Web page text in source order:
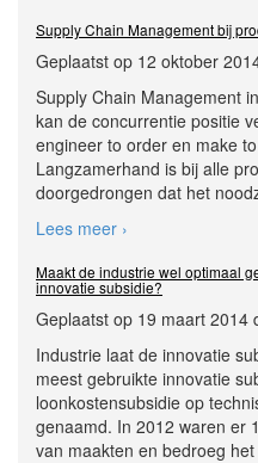
Supply Chain Management bij
Geplaatst op 12 oktober
Supply Chain Management
kan de concurrentie positie
engineer to order en make
Langzamerhand is bij alle
doorgedrongen dat het
Lees meer ›
Maakt de industrie wel optimaal
innovatie subsidie?
Geplaatst op 19 maart 2014
Industrie laat de innovatie
meest gebruikte innovatie
loonkostensubsidie op
genaamd. In 2012 waren er
van maakten en bedroeg het